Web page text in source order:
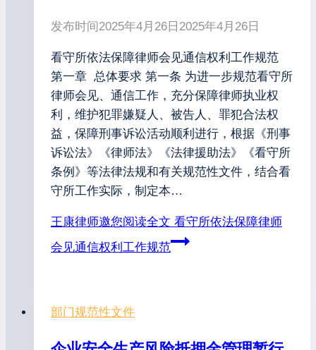
发布时间2025年4月26日 2025年4月26日
看守所依法保障律师会见通信权利工作规范
第一章 总体要求 第一条 为进一步规范看守所
律师会见、通信工作，充分保障律师执业权
利，维护犯罪嫌疑人、被告人、罪犯合法权
益，保障刑事诉讼活动顺利进行，根据《刑事
诉讼法》《律师法》《法律援助法》《看守所
条例》等法律法规和有关规范性文件，结合看
守所工作实际，制定本…
王康律师邀您阅读全文 看守所依法保障律师
会见通信权利工作规范
部门规范性文件